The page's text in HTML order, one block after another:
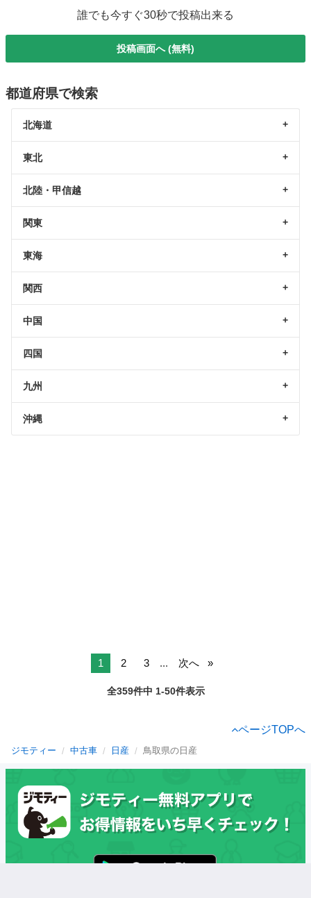
誰でも今すぐ30秒で投稿出来る
投稿画面へ (無料)
都道府県で検索
北海道
東北
北陸・甲信越
関東
東海
関西
中国
四国
九州
沖縄
1 2 3 ... 次へ
全359件中 1-50件表示
ページTOPへ
ジモティー 中古車 日産 鳥取県の日産